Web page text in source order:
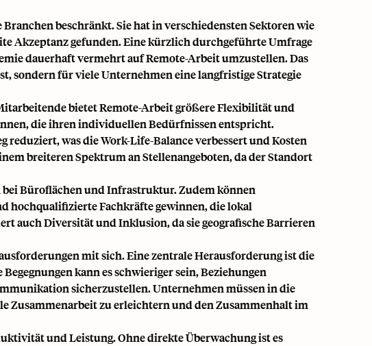
beschränkt. Sie hat in verschiedensten Sektoren wie
Akzeptanz gefunden. Eine kürzlich durchgeführte Umfrage
dauerhaft vermehrt auf Remote-Arbeit umzustellen. Das
sondern für viele Unternehmen eine langfristige Strategie
bietet Remote-Arbeit größere Flexibilität und
die ihren individuellen Bedürfnissen entspricht.
was die Work-Life-Balance verbessert und Kosten
breiteren Spektrum an Stellenangeboten, da der Standort
Büroflächen und Infrastruktur. Zudem können
hochqualifizierte Fachkräfte gewinnen, die lokal
auch Diversität und Inklusion, da sie geografische Barrieren
mit sich. Eine zentrale Herausforderung ist die
kann es schwieriger sein, Beziehungen
sicherzustellen. Unternehmen müssen in die
Zusammenarbeit zu erleichtern und den Zusammenhalt im
und Leistung. Ohne direkte Überwachung ist es